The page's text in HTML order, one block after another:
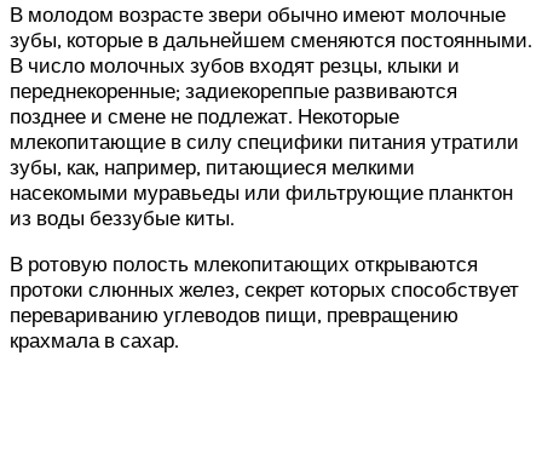
В молодом возрасте звери обычно имеют молочные
зубы, которые в дальнейшем сменяются постоянными.
В число молочных зубов входят резцы, клыки и
переднекоренные; задиекореппые развиваются
позднее и смене не подлежат. Некоторые
млекопитающие в силу специфики питания утратили
зубы, как, например, питающиеся мелкими
насекомыми муравьеды или фильтрующие планктон
из воды беззубые киты.
В ротовую полость млекопитающих открываются
протоки слюнных желез, секрет которых способствует
перевариванию углеводов пищи, превращению
крахмала в сахар.